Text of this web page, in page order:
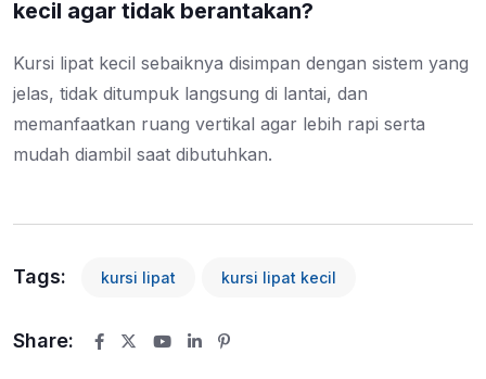
kecil agar tidak berantakan?
Kursi lipat kecil sebaiknya disimpan dengan sistem yang
jelas, tidak ditumpuk langsung di lantai, dan
memanfaatkan ruang vertikal agar lebih rapi serta
mudah diambil saat dibutuhkan.
Tags: kursi lipat kursi lipat kecil
Share:
Youtube
LinkedIn